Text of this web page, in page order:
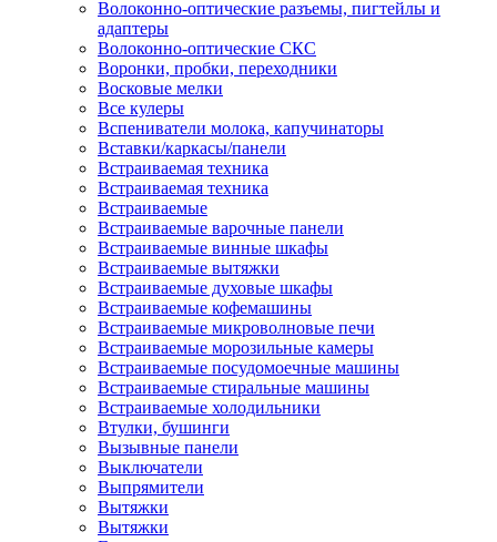
Волоконно-оптические разъемы, пигтейлы и
адаптеры
Волоконно-оптические СКС
Воронки, пробки, переходники
Восковые мелки
Все кулеры
Вспениватели молока, капучинаторы
Вставки/каркасы/панели
Встраиваемая техника
Встраиваемая техника
Встраиваемые
Встраиваемые варочные панели
Встраиваемые винные шкафы
Встраиваемые вытяжки
Встраиваемые духовые шкафы
Встраиваемые кофемашины
Встраиваемые микроволновые печи
Встраиваемые морозильные камеры
Встраиваемые посудомоечные машины
Встраиваемые стиральные машины
Встраиваемые холодильники
Втулки, бушинги
Вызывные панели
Выключатели
Выпрямители
Вытяжки
Вытяжки